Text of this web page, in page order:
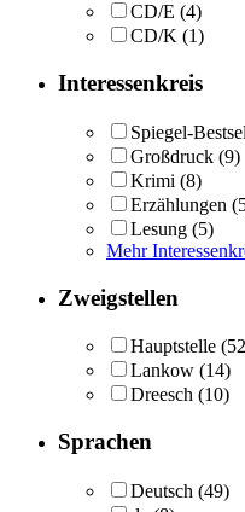
CD/E (4)
CD/K (1)
Interessenkreis
Spiegel-
Großdruck (9)
Krimi (8)
Erzählungen
Lesung (5)
Mehr
Zweigstellen
Hauptstelle
Lankow (14)
Dreesch (10)
Sprachen
Deutsch (49)